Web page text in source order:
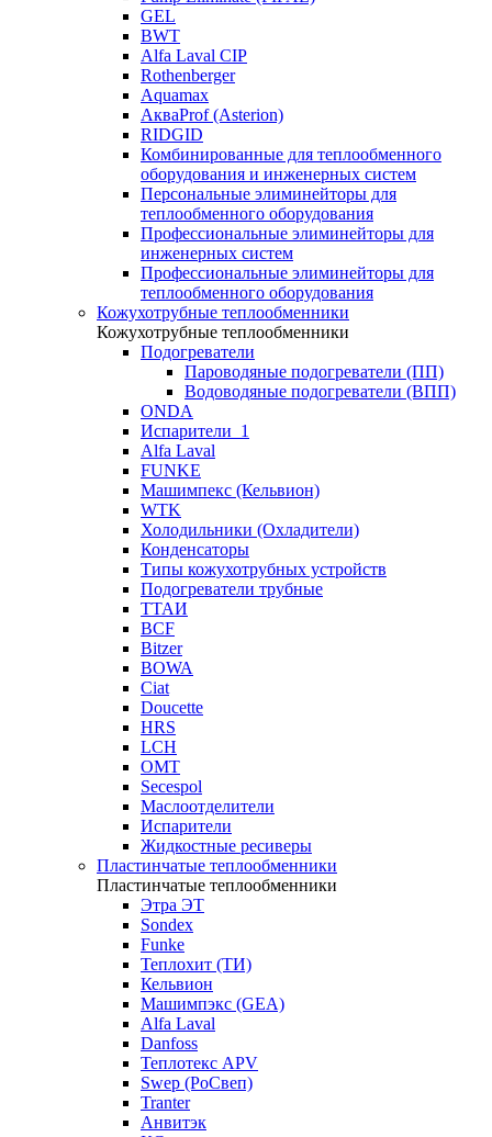
GEL
BWT
Alfa Laval CIP
Rothenberger
Aquamax
АкваProf (Asterion)
RIDGID
Комбинированные для теплообменного
оборудования и инженерных систем
Персональные элиминейторы для
теплообменного оборудования
Профессиональные элиминейторы для
инженерных систем
Профессиональные элиминейторы для
теплообменного оборудования
Кожухотрубные теплообменники
Кожухотрубные теплообменники
Подогреватели
Пароводяные подогреватели (ПП)
Водоводяные подогреватели (ВПП)
ONDA
Испарители_1
Alfa Laval
FUNKE
Машимпекс (Кельвион)
WTK
Холодильники (Охладители)
Конденсаторы
Типы кожухотрубных устройств
Подогреватели трубные
ТТАИ
BCF
Bitzer
BOWA
Ciat
Doucette
HRS
LCH
OMT
Secespol
Маслоотделители
Испарители
Жидкостные ресиверы
Пластинчатые теплообменники
Пластинчатые теплообменники
Этра ЭТ
Sondex
Funke
Теплохит (ТИ)
Кельвион
Машимпэкс (GEA)
Alfa Laval
Danfoss
Теплотекс APV
Swep (РоСвеп)
Tranter
Анвитэк